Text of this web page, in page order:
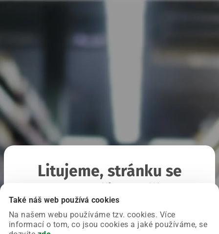
Také náš web používá cookies
Na našem webu používáme tzv. cookies. Více
informací o tom, co jsou cookies a jaké používáme, se
Litujeme, stránku se
Chyba nastala na naší straně a už ji opravujeme.